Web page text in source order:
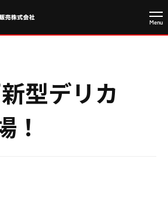
型デリカ
！